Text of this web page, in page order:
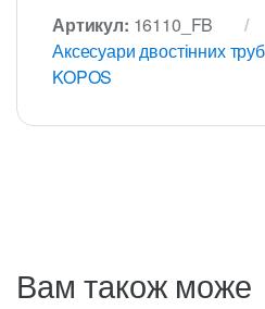
Артикул: 16110_FB
Аксесуари двостінних труб
KOPOS
Вам також може